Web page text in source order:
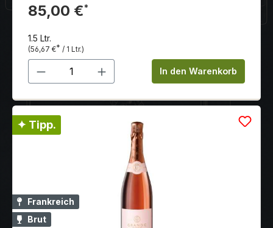
lang und elegant. Erinnert besonders an rote frische
Himbeeren und Kirschen.
85,00 €*
1.5 Ltr.
(56,67 €* / 1 Ltr.)
Produkt Anzahl: Gib denIn den Warenkorb
✦ Tipp.
Frankreich
Brut